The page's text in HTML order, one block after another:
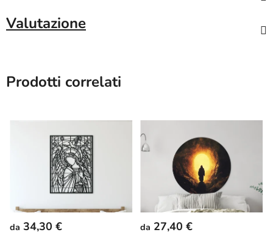
Valutazione
Prodotti correlati
da 34,30 € da 27,40 €